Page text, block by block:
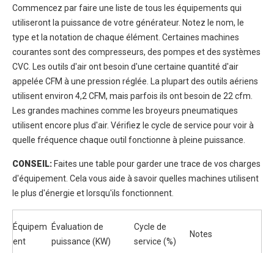
Commencez par faire une liste de tous les équipements qui
utiliseront la puissance de votre générateur. Notez le nom, le
type et la notation de chaque élément. Certaines machines
courantes sont des compresseurs, des pompes et des systèmes
CVC. Les outils d'air ont besoin d'une certaine quantité d'air
appelée CFM à une pression réglée. La plupart des outils aériens
utilisent environ 4,2 CFM, mais parfois ils ont besoin de 22 cfm.
Les grandes machines comme les broyeurs pneumatiques
utilisent encore plus d'air. Vérifiez le cycle de service pour voir à
quelle fréquence chaque outil fonctionne à pleine puissance.
CONSEIL: Faites une table pour garder une trace de vos charges
d'équipement. Cela vous aide à savoir quelles machines utilisent
le plus d'énergie et lorsqu'ils fonctionnent.
Équipem
ent
Évaluation de
puissance (KW)
Cycle de
service (%)
Notes